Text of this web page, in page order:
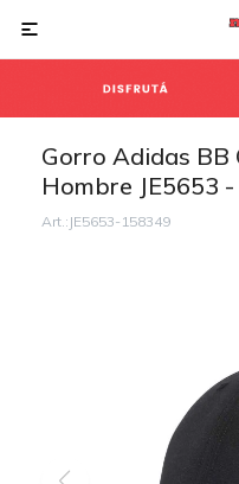

Gorro Adidas BB
Hombre JE5653
JE5653-158349